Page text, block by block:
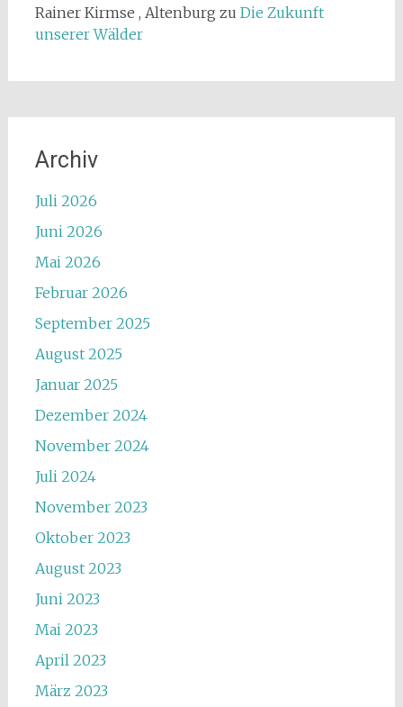
Rainer Kirmse , Altenburg zu Die Zukunft
unserer Wälder
Archiv
Juli 2026
Juni 2026
Mai 2026
Februar 2026
September 2025
August 2025
Januar 2025
Dezember 2024
November 2024
Juli 2024
November 2023
Oktober 2023
August 2023
Juni 2023
Mai 2023
April 2023
März 2023